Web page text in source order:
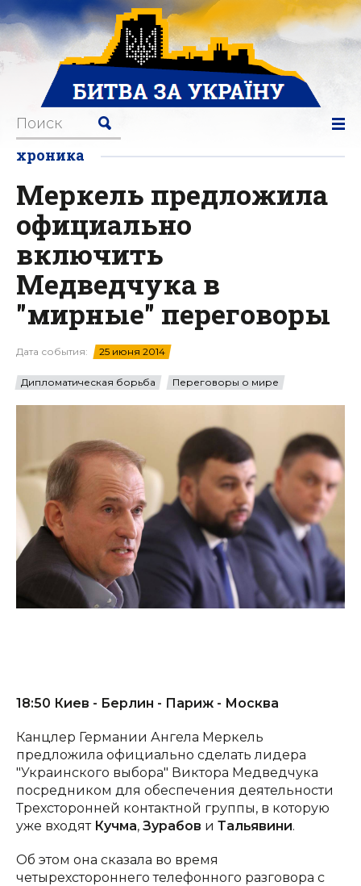
хроника
Меркель предложила
официально
включить
Медведчука в
"мирные" переговоры
Дата события: 25 июня 2014
Дипломатическая борьба Переговоры о мире
18:50 Киев - Берлин - Париж - Москва
Канцлер Германии Ангела Меркель
предложила официально сделать лидера
"Украинского выбора" Виктора Медведчука
посредником для обеспечения деятельности
Трехсторонней контактной группы, в которую
уже входят Кучма, Зурабов и Тальявини.
Об этом она сказала во время
четырехстороннего телефонного разговора с